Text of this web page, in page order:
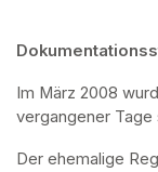
Im März 2008
vergangener
Der ehemalige